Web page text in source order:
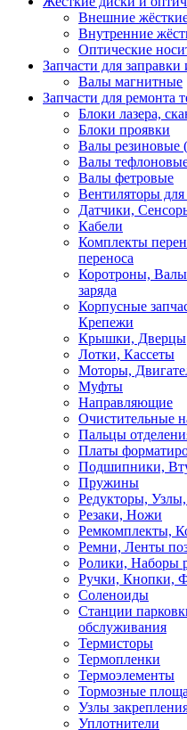
Внешние
Внутренние
Оптические
Запчасти для
Валы магнитные
Запчасти для ремонта
Блоки лазера,
Блоки проявки
Валы резиновые
Валы
Валы фетровые
Вентиляторы
Датчики,
Кабели
Комплекты
переноса
Коротроны, Валы
заряда
Корпусные
Крепежи
Крышки, Дверцы
Лотки, Кассеты
Моторы,
Муфты
Направляющие
Очистительные
Пальцы
Платы
Подшипники,
Пружины
Редукторы,
Резаки, Ножи
Ремкомплекты,
Ремни, Ленты
Ролики, Наборы
Ручки, Кнопки,
Соленоиды
Станции
обслуживания
Термисторы
Термопленки
Термоэлементы
Тормозные
Узлы
Уплотнители